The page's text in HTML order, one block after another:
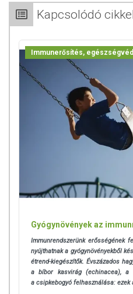
készítményeknek betegséget
tulajdonítani.
A termék nem helyettesíti a
egészséges életmódot! A termék
nem az orvosi kezelés
használatát beszélje meg
fogyasztási mennyiséget ne lépje
összetevők bármelyikére
elzárva tartandó!
Kapcsolódó
Immunerősítés,
Gyógynövények az
Immunrendszerünk erősségének
nyújthatnak a gyógynövényekből
étrend-kiegészítők. Évszázados
a bíbor kasvirág (echinacea), a
a csipkebogyó felhasználása: ezek